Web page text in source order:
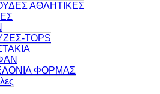
ΑΘΛΗΤΙΚΕΣ
TOPS
ΦΟΡΜΑΣ